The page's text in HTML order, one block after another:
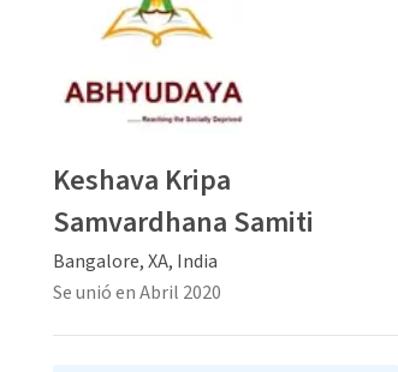
Keshava Kripa
Samvardhana Samiti
Bangalore, XA, India
Se unió en Abril 2020